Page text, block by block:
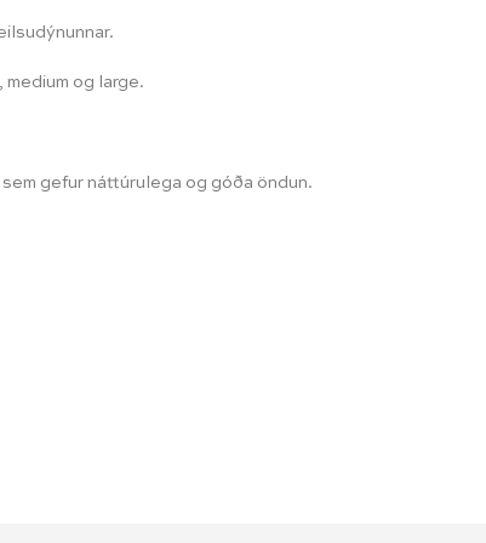
medium og large.
gefur náttúrulega og góða öndun.